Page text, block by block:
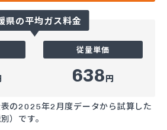
県の平均ガス料金
従量単価
638円
の2025年2月度データから試算した
）です。